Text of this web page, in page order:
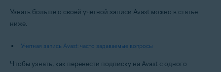
Узнать больше о своей учетной записи Avast можно в статье
ниже.
Учетная запись Avast: часто задаваемые вопросы
Чтобы узнать, как перенести подписку на Avast с одного